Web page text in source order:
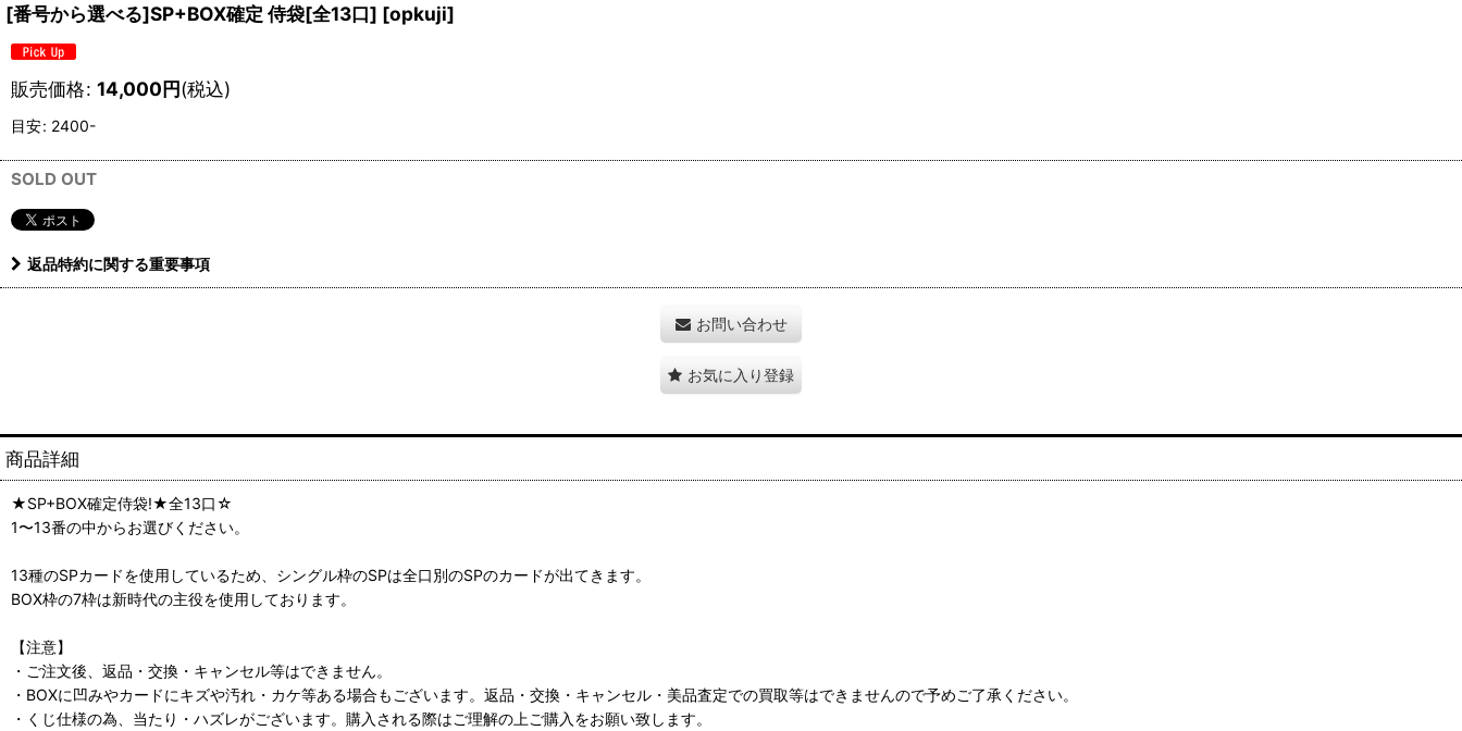
[番号から選べる]SP+BOX確定 侍袋[全13口] [opkuji]
販売価格: 14,000円(税込)
目安: 2400-
SOLD OUT
返品特約に関する重要事項
お問い合わせ
お気に入り登録
商品詳細
★SP+BOX確定侍袋!★全13口☆
1〜13番の中からお選びください。
13種のSPカードを使用しているため、シングル枠のSPは全口別のSPのカードが出てきます。
BOX枠の7枠は新時代の主役を使用しております。
【注意】
・ご注文後、返品・交換・キャンセル等はできません。
・BOXに凹みやカードにキズや汚れ・カケ等ある場合もございます。返品・交換・キャンセル・美品査定での買取等はできませんので予めご了承ください。
・くじ仕様の為、当たり・ハズレがございます。購入される際はご理解の上ご購入をお願い致します。